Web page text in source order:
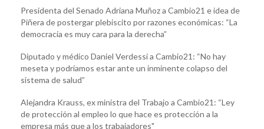
Presidenta del Senado Adriana Muñoz a Cambio21 e idea de
Piñera de postergar plebiscito por razones económicas: “La
democracia es muy cara para la derecha”
Diputado y médico Daniel Verdessi a Cambio21: “No hay
meseta y podríamos estar ante un inminente colapso del
sistema de salud”
Alejandra Krauss, ex ministra del Trabajo a Cambio21: “Ley
de protección al empleo lo que hace es protección a la
empresa más que a los trabajadores"